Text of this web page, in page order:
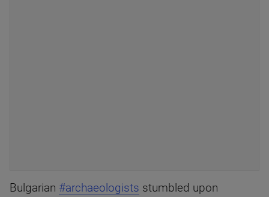
Bulgarian #archaeologists stumbled upon